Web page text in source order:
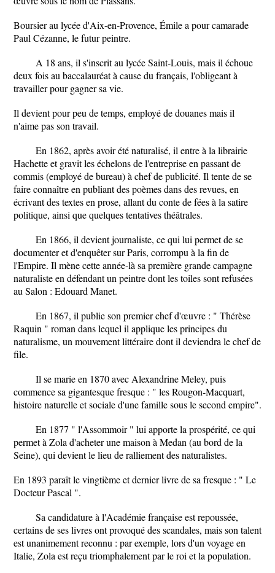
Boursier au lycée d'Aix-en-Provence, Émile a pour camarade
Paul Cézanne, le futur peintre.
A 18 ans, il s'inscrit au lycée Saint-Louis, mais il échoue
deux fois au baccalauréat à cause du français, l'obligeant à
travailler pour gagner sa vie.
Il devient pour peu de temps, employé de douanes mais il
n'aime pas son travail.
En 1862, après avoir été naturalisé, il entre à la librairie
Hachette et gravit les échelons de l'entreprise en passant de
commis (employé de bureau) à chef de publicité. Il tente de se
faire connaître en publiant des poèmes dans des revues, en
écrivant des textes en prose, allant du conte de fées à la satire
politique, ainsi que quelques tentatives théâtrales.
En 1866, il devient journaliste, ce qui lui permet de se
documenter et d'enquêter sur Paris, corrompu à la fin de
l'Empire. Il mène cette année-là sa première grande campagne
naturaliste en défendant un peintre dont les toiles sont refusées
au Salon : Edouard Manet.
En 1867, il publie son premier chef d'œuvre : " Thérèse
Raquin " roman dans lequel il applique les principes du
naturalisme, un mouvement littéraire dont il deviendra le chef de
file.
Il se marie en 1870 avec Alexandrine Meley, puis
commence sa gigantesque fresque : " les Rougon-Macquart,
histoire naturelle et sociale d'une famille sous le second empire".
En 1877 " l'Assommoir " lui apporte la prospérité, ce qui
permet à Zola d'acheter une maison à Medan (au bord de la
Seine), qui devient le lieu de ralliement des naturalistes.
En 1893 paraît le vingtième et dernier livre de sa fresque : " Le
Docteur Pascal ".
Sa candidature à l'Académie française est repoussée,
certains de ses livres ont provoqué des scandales, mais son talent
est unanimement reconnu : par exemple, lors d'un voyage en
Italie, Zola est reçu triomphalement par le roi et la population.